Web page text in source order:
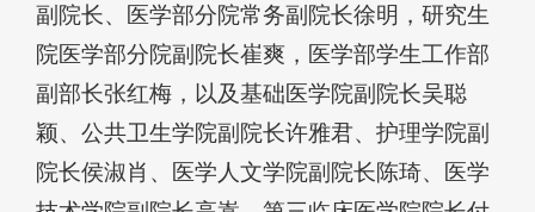
副院长、医学部分院常务副院长徐明，研究生
院医学部分院副院长崔爽，医学部学生工作部
副部长张红梅，以及基础医学院副院长吴聪
颖、公共卫生学院副院长许雅君、护理学院副
院长侯淑肖、医学人文学院副院长陈琦、医学